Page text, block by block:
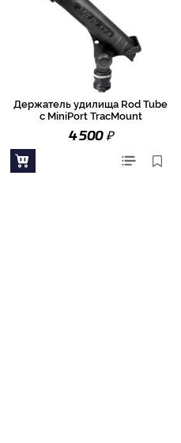
Держатель удилища Rod Tube
с MiniPort TracMount
4 500₽